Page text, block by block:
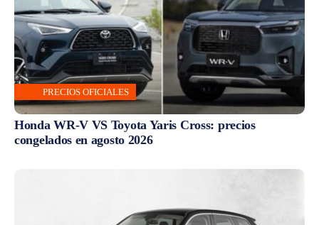
PRECIOS OFICIALES
Honda WR-V VS Toyota Yaris Cross: precios
congelados en agosto 2026